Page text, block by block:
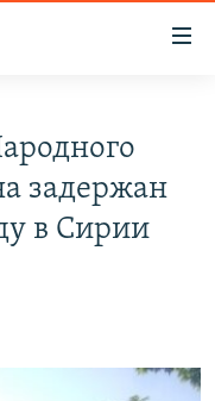
задержан
в Сирии